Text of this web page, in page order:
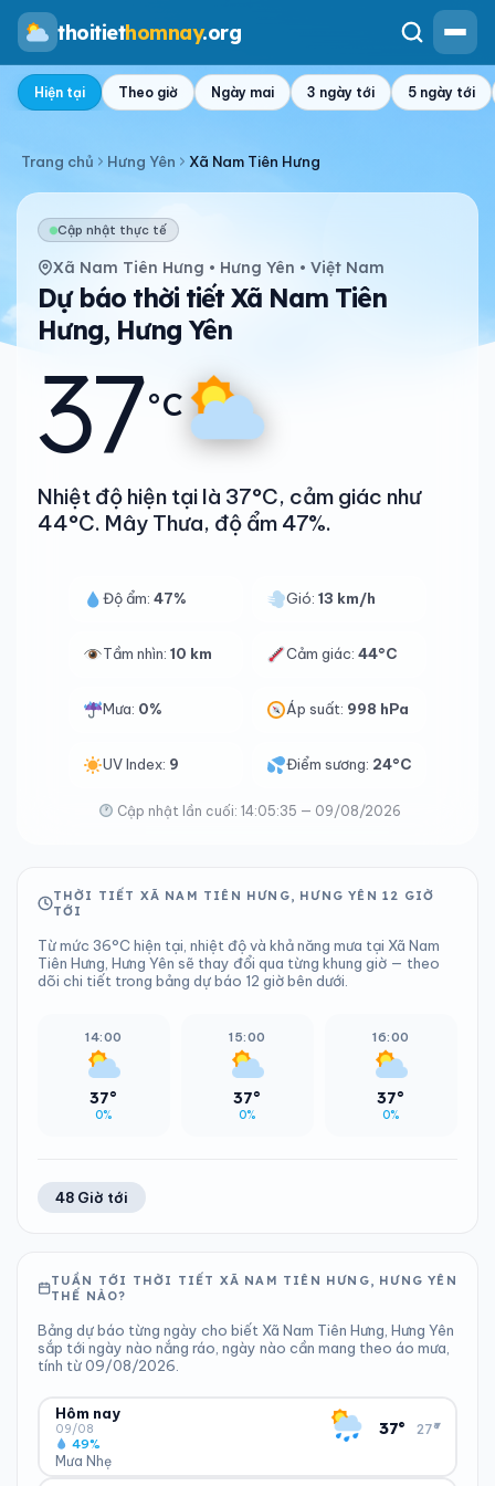
thoitiethomnay.org
Hiện tại Theo giờ Ngày mai 3 ngày tới 5 ngày tới
Trang chủ Hưng Yên Xã Nam Tiên Hưng
Cập nhật thực tế
Xã Nam Tiên Hưng • Hưng Yên • Việt Nam
Dự báo thời tiết Xã Nam Tiên
Hưng, Hưng Yên
37°C
Nhiệt độ hiện tại là 37°C, cảm giác như
44°C. Mây Thưa, độ ẩm 47%.
Độ ẩm: 47% Gió:13 km/h
Tầm nhìn: 10 km Cảm giác:44°C
Mưa: 0% Áp suất: 998 hPa
UV Index: 9 Điểm sương: 24°C
Cập nhật lần cuối: 14:05:35 — 09/08/2026
THỜI TIẾT XÃ NAM TIÊN HƯNG, HƯNG YÊN 12 GIỜ
TỚI
Từ mức 36°C hiện tại, nhiệt độ và khả năng mưa tại Xã Nam
Tiên Hưng, Hưng Yên sẽ thay đổi qua từng khung giờ — theo
dõi chi tiết trong bảng dự báo 12 giờ bên dưới.
14:00
37°
0%
15:00
37°
0%
16:00
37°
0%
48 Giờ tới
TUẦN TỚI THỜI TIẾT XÃ NAM TIÊN HƯNG, HƯNG YÊN
THẾ NÀO?
Bảng dự báo từng ngày cho biết Xã Nam Tiên Hưng, Hưng Yên
sắp tới ngày nào nắng ráo, ngày nào cần mang theo áo mưa,
tính từ 09/08/2026.
Hôm nay
09/08
Mưa Nhẹ
49%
37° 27°
▾